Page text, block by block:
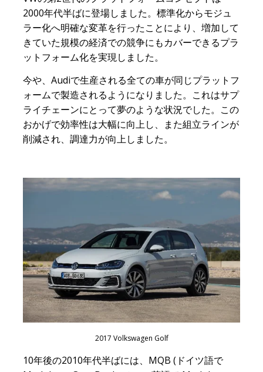
2000年代半ばに登場しました。標準化からモジュ
ラー化へ明確な変革を行ったことにより、増加して
きていた規模の経済での競争にもカバーできるプラ
ットフォーム化を実現しました。
今や、Audiで生産される全ての車が同じプラットフ
ォームで製造されるようになりました。これはサプ
ライチェーンにとって夢のような状況でした。この
おかげで効率性は大幅に向上し、また組立ラインが
削減され、調達力が向上しました。
2017 Volkswagen Golf
10年後の2010年代半ばには、MQB (ドイツ語で